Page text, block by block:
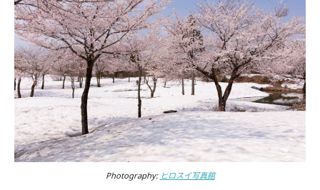
Photography: ヒロスイ写真館